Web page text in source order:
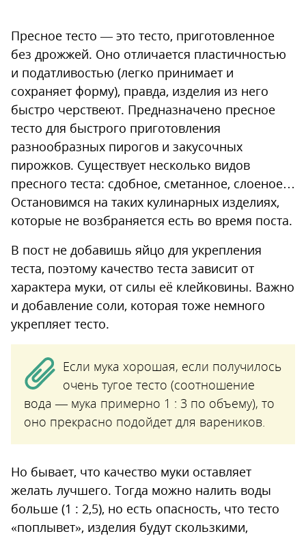
Пресное тесто — это тесто, приготовленное
без дрожжей. Оно отличается пластичностью
и податливостью (легко принимает и
сохраняет форму), правда, изделия из него
быстро черствеют. Предназначено пресное
тесто для быстрого приготовления
разнообразных пирогов и закусочных
пирожков. Существует несколько видов
пресного теста: сдобное, сметанное, слоеное…
Остановимся на таких кулинарных изделиях,
которые не возбраняется есть во время поста.
В пост не добавишь яйцо для укрепления
теста, поэтому качество теста зависит от
характера муки, от силы её клейковины. Важно
и добавление соли, которая тоже немного
укрепляет тесто.
Если мука хорошая, если получилось
очень тугое тесто (соотношение
вода — мука примерно 1 : 3 по объему), то
оно прекрасно подойдет для вареников.
Но бывает, что качество муки оставляет
желать лучшего. Тогда можно налить воды
больше (1 : 2,5), но есть опасность, что тесто
«поплывет», изделия будут скользкими,